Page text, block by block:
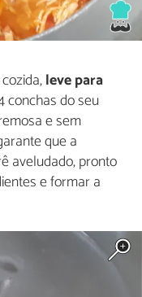
leve para
conchas do seu
e sem
que a
aveludado, pronto
e formar a